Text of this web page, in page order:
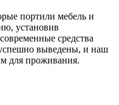
портили мебель и
установив
средства
выведены, и наш
для проживания.